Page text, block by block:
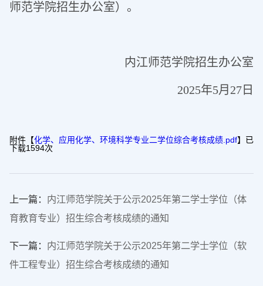
师范学院招生办公室）。
内江师范学院招生办公室
2025年5月27日
附件【化学、应用化学、环境科学专业二学位综合考核成绩.pdf】已
下载1594次
上一篇： 内江师范学院关于公示2025年第二学士学位（体
育教育专业）招生综合考核成绩的通知
下一篇： 内江师范学院关于公示2025年第二学士学位（软
件工程专业）招生综合考核成绩的通知